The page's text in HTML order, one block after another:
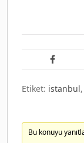
Etiket: istanbul,
Bu konuyu